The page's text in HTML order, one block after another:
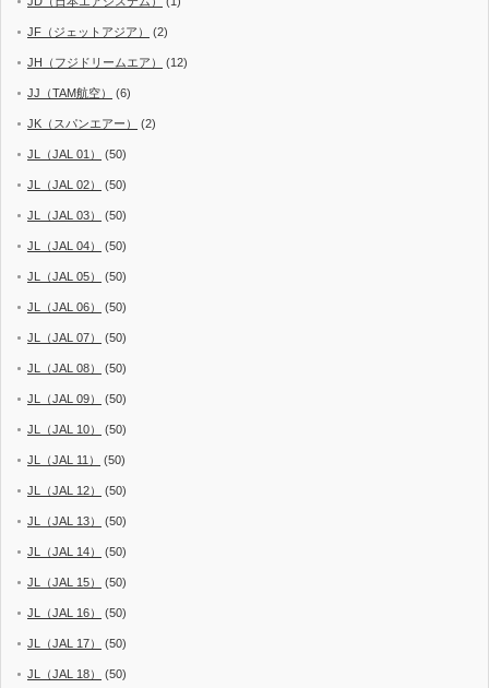
JF（ジェットアジア） (2)
JH（フジドリームエア） (12)
JJ（TAM航空） (6)
JK（スパンエアー） (2)
JL（JAL 01） (50)
JL（JAL 02） (50)
JL（JAL 03） (50)
JL（JAL 04） (50)
JL（JAL 05） (50)
JL（JAL 06） (50)
JL（JAL 07） (50)
JL（JAL 08） (50)
JL（JAL 09） (50)
JL（JAL 10） (50)
JL（JAL 11） (50)
JL（JAL 12） (50)
JL（JAL 13） (50)
JL（JAL 14） (50)
JL（JAL 15） (50)
JL（JAL 16） (50)
JL（JAL 17） (50)
JL（JAL 18） (50)